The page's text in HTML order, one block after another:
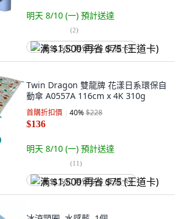
明天 8/10 (一) 預計送達
(2)
满 $1,500 再省 $75 (王道卡)
Twin Dragon 雙龍牌 花漾日系環保自
動傘 A0557A 116cm x 4K 310g
首購折扣價 40%$228
$136
明天 8/10 (一) 預計送達
(11)
满 $1,500 再省 $75 (王道卡)